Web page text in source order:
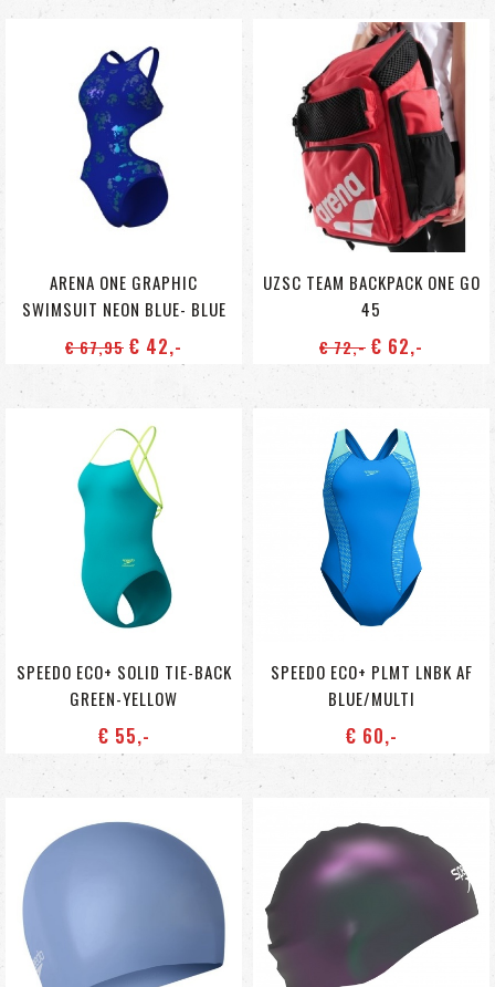
ARENA ONE GRAPHIC
SWIMSUIT NEON BLUE- BLUE
€ 67,95 € 42,-
UZSC TEAM BACKPACK ONE GO
45
€ 72,- € 62,-
SPEEDO ECO+ SOLID TIE-BACK
GREEN-YELLOW
€ 55,-
SPEEDO ECO+ PLMT LNBK AF
BLUE/MULTI
€ 60,-